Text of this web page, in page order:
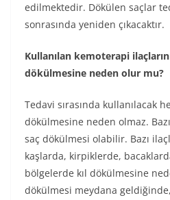
edilmektedir. Dökülen saçlar
sonrasında yeniden çıkacaktır.
Kullanılan kemoterapi
dökülmesine neden olur mu?
Tedavi sırasında kullanılacak
dökülmesine neden olmaz.
saç dökülmesi olabilir. Bazı
kaşlarda, kirpiklerde,
bölgelerde kıl dökülmesine
dökülmesi meydana